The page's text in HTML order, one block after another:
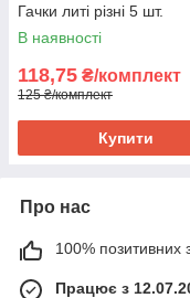
Гачки литі різні 5 шт.
В наявності
118,75 ₴/комплект
125 ₴/комплект
Купити
Про нас
100% позитивних з
Працює з